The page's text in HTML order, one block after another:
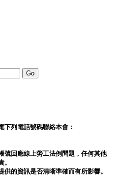
下列電話號碼聯絡本會：
號回應線上勞工法例問題，任何其他
的資訊是否清晰準確而有所影響。